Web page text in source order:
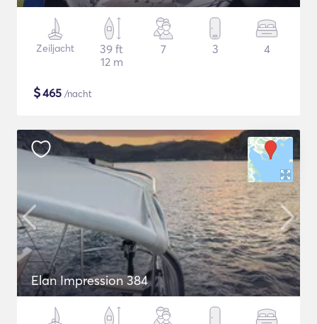
Zeiljacht
39 ft
12 m
7 3 4
$465 /nacht
Elan Impression 384